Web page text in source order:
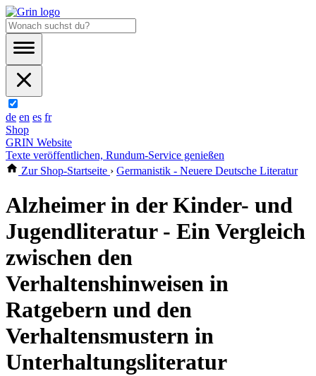
de en es fr
Shop
GRIN Website
Texte veröffentlichen, Rundum-Service genießen
Zur Shop-Startseite › Germanistik - Neuere Deutsche Literatur
Alzheimer in der Kinder- und
Jugendliteratur - Ein Vergleich
zwischen den
Verhaltenshinweisen in
Ratgebern und den
Verhaltensmustern in
Unterhaltungsliteratur